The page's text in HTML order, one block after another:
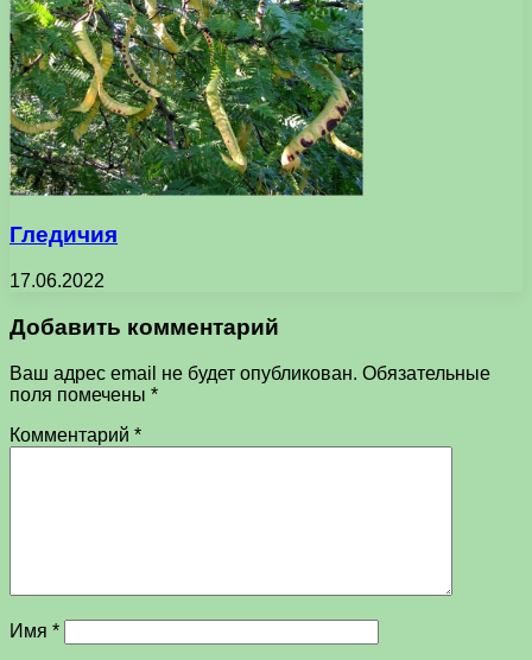
Гледичия
17.06.2022
Добавить комментарий
Ваш адрес email не будет опубликован. Обязательные
поля помечены *
Комментарий *
Имя *